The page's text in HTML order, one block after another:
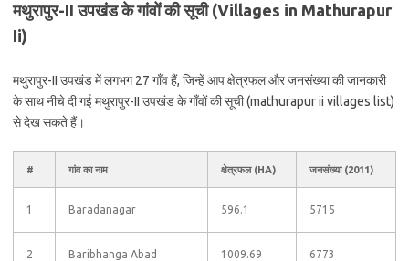
मथुरापुर-II उपखंड के गांवों की सूची (Villages in Mathurapur
Ii)
मथुरापुर-II उपखंड में लगभग 27 गाँव हैं, जिन्हें आप क्षेत्रफल और जनसंख्या की जानकारी
के साथ नीचे दी गई मथुरापुर-II उपखंड के गाँवों की सूची (mathurapur ii villages list)
से देख सकते हैं।
# गांव का नाम क्षेत्रफल (HA) जनसंख्या (2011)
1 Baradanagar 596.1 5715
2 Baribhanga Abad 1009.69 6773